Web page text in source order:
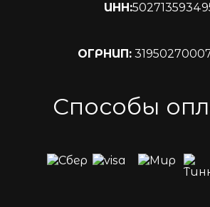
ИНН:
ОГРНИП:
Способы